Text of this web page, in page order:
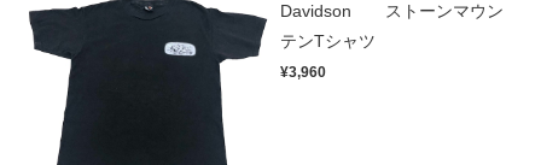
Davidson ストーンマウン
テンTシャツ
¥3,960